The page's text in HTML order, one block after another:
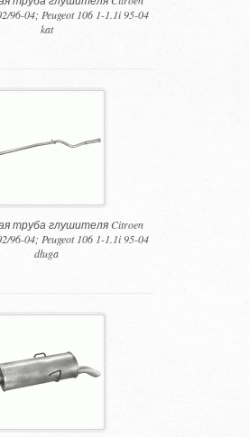
96-04; Peugeot 106 1-1.1i 95-04
kat
труба глушителя Citroen
96-04; Peugeot 106 1-1.1i 95-04
długa